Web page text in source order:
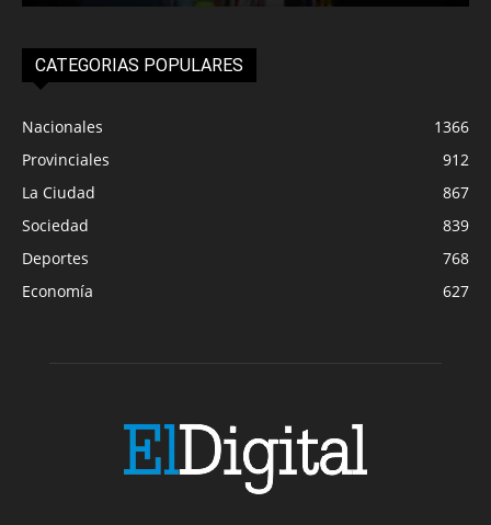
CATEGORIAS POPULARES
Nacionales
1366
Provinciales
912
La Ciudad
867
Sociedad
839
Deportes
768
Economía
627